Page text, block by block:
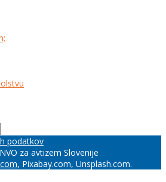
podatkov
za avtizem Slovenije
, Pixabay.com, Unsplash.com.